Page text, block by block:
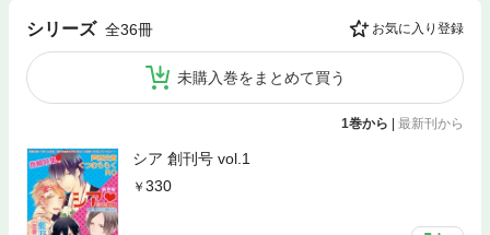
シリーズ 全36冊 お気に入り登録
未購入巻をまとめて買う
1巻から | 最新刊から
シア 創刊号 vol.1
330